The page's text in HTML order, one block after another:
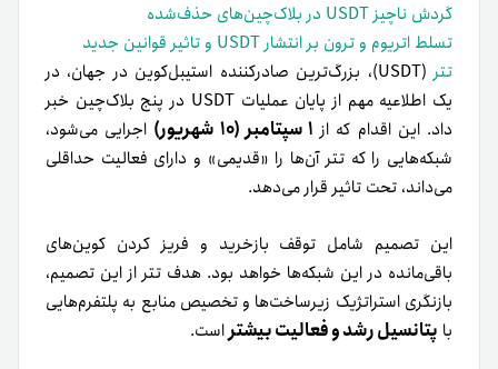
گردش ناچیز USDT در بلاک‌چین‌های حذف‌شده
تسلط اتریوم و ترون بر انتشار USDT و تاثیر قوانین جدید
تتر
(USDT)، بزرگ‌ترین صادرکننده استیبل‌کوین در جهان، در
یک اطلاعیه مهم از پایان عملیات USDT در پنج بلاک‌چین خبر
داد. این اقدام که از ۱ سپتامبر (۱۰ شهریور)
اجرایی می‌شود،
شبکه‌هایی را که تتر آن‌ها را «قدیمی» و دارای فعالیت حداقلی
می‌داند، تحت تاثیر قرار می‌دهد.
این تصمیم شامل توقف بازخرید و فریز کردن کوین‌های
باقی‌مانده در این شبکه‌ها خواهد بود. هدف تتر از این تصمیم،
بازنگری استراتژیک زیرساخت‌ها و تخصیص منابع به پلتفرم‌هایی
با پتانسیل رشد و فعالیت بیشتراست.